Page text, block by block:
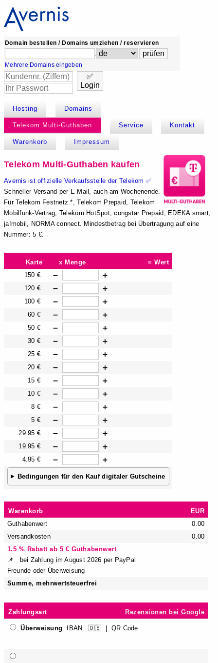
Domain bestellen / Domains umziehen / reservieren
.
Mehrere Domains eingeben
✅
Login
Hosting Domains
Telekom Multi-Guthaben Service Kontakt
Warenkorb Impressum
Telekom Multi-Guthaben kaufen
Avernis ist offizielle Verkaufsstelle der Telekom ✅
Schneller Versand per E-Mail, auch am Wochenende.
Für Telekom Festnetz *, Telekom Prepaid, Telekom
Mobilfunk-Vertrag, Telekom HotSpot, congstar Prepaid, EDEKA smart,
ja!mobil, NORMA connect. Mindestbetrag bei Übertragung auf eine
Nummer: 5 €.
Karte x Menge
= Wert
150 €
➖
➕
120 €
➖
➕
100 €
➖
➕
60 €
➖
➕
50 €
➖
➕
30 €
➖
➕
25 €
➖
➕
20 €
➖
➕
15 €
➖
➕
10 €
➖
➕
8 €
➖
➕
5 €
➖
➕
29.95 €
➖
➕
19.95 €
➖
➕
4.95 €
➖ ➕
Bedingungen für den Kauf digitaler Gutscheine
Warenkorb
EUR
Guthabenwert
0.00
Versandkosten
0.00
1.5 % Rabatt ab 5 € Guthabenwert
📌 bei Zahlung im August 2026 per PayPal
Freunde oder Überweisung
Summe, mehrwertsteuerfrei
Zahlungsart Rezensionen bei Google
Überweisung IBAN 🇩🇪 | QR Code